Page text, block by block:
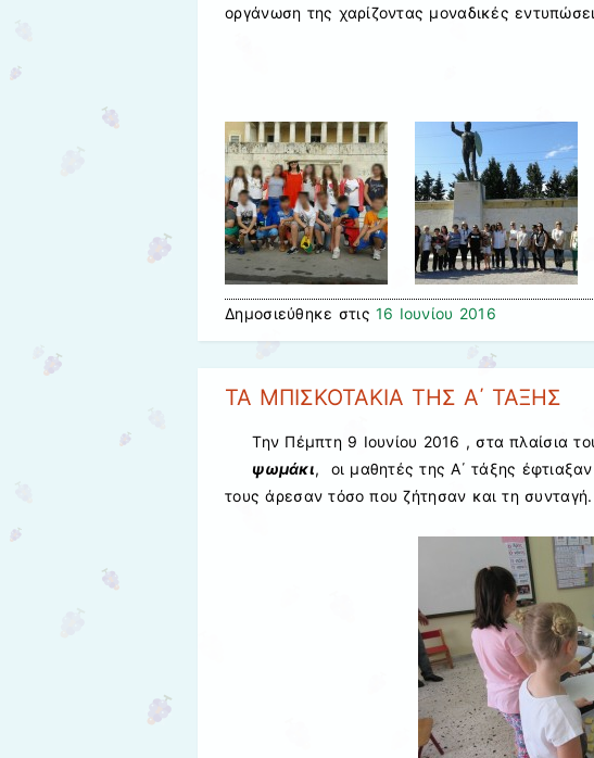
οργάνωση της χαρίζοντας μοναδικές
Δημοσιεύθηκε στις 16 Ιουνίου 2016
ΤΑ ΜΠΙΣΚΟΤΑΚΙΑ ΤΗΣ Α΄ ΤΑΞΗΣ
Την Πέμπτη 9 Ιουνίου 2016 , στα πλαίσια
ψωμάκι, οι μαθητές της Α΄ τάξης
τους άρεσαν τόσο που ζήτησαν και τη